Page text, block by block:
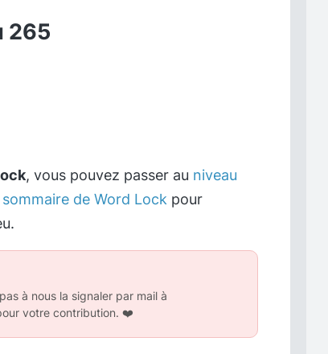
265
, vous pouvez passer au niveau
sommaire de Word Lock pour
à nous la signaler par mail à
votre contribution. ❤️